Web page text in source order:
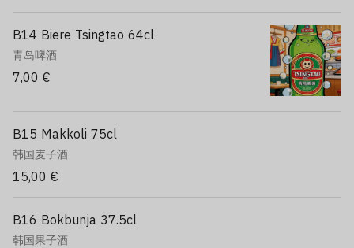
B14 Biere Tsingtao 64cl
青岛啤酒
7,00 €
B15 Makkoli 75cl
韩国麦子酒
15,00 €
B16 Bokbunja 37.5cl
韩国果子酒